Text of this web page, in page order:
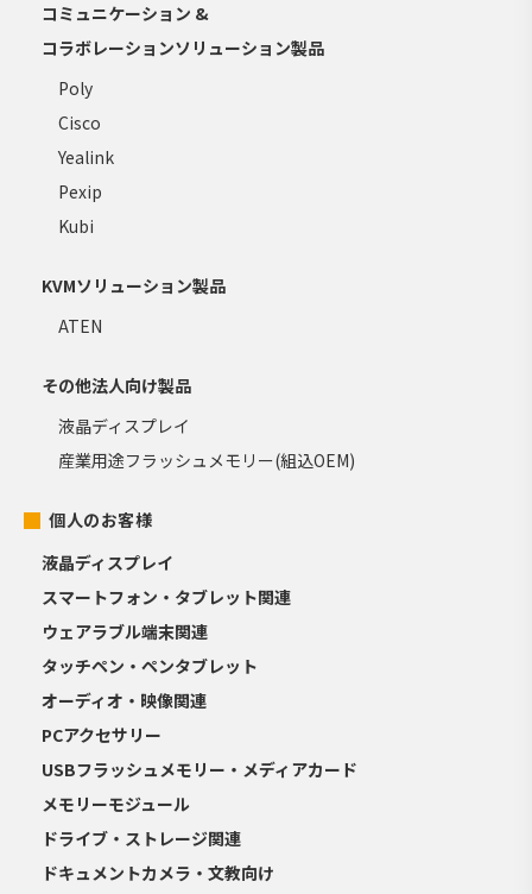
コミュニケーション &
コラボレーションソリューション製品
Poly
Cisco
Yealink
Pexip
Kubi
KVMソリューション製品
ATEN
その他法人向け製品
液晶ディスプレイ
産業用途フラッシュメモリー(組込OEM)
個人のお客様
液晶ディスプレイ
スマートフォン・タブレット関連
ウェアラブル端末関連
タッチペン・ペンタブレット
オーディオ・映像関連
PCアクセサリー
USBフラッシュメモリー・メディアカード
メモリーモジュール
ドライブ・ストレージ関連
ドキュメントカメラ・文教向け